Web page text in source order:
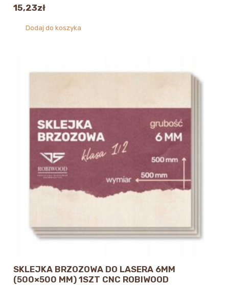
15,23zł
Dodaj do koszyka
SKLEJKA BRZOZOWA DO LASERA 6MM
(500×500 MM) 1SZT CNC ROBIWOOD